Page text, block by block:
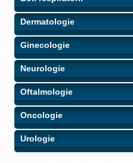
Dermatologie
Ginecologie
Neurologie
Oftalmologie
Oncologie
Urologie